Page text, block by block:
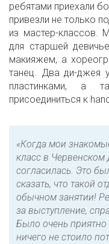
ребятами приехали
привезли не только
из мастер-классов.
для старшей
макияжем, а
танец. Два ди-джея
пластинками, а
присоединиться к
«Когда мои
класс в Червенском
согласилась. Это
сказать, что такой
обычном занятии!
за выступление,
Было очень
ничего не стоило